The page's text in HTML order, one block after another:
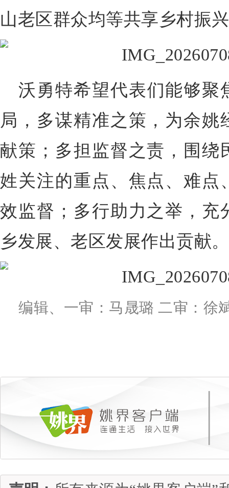
山老区群众均等共享乡村振
沃勇特希望代表们能够聚
局，多谋精准之策，为余
献策；多担监督之责，围绕
姓关注的重点、焦点、难点
效监督；多行助力之举，充
乡发展、老区发展作出贡献。
编辑、一审：马晟璐 二审：徐